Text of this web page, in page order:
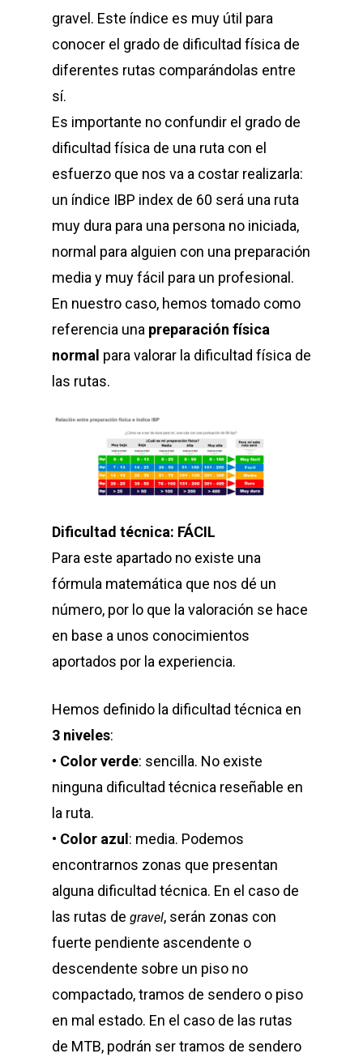
gravel. Este índice es muy útil para
conocer el grado de dificultad física de
diferentes rutas comparándolas entre
sí.
Es importante no confundir el grado de
dificultad física de una ruta con el
esfuerzo que nos va a costar realizarla:
un índice IBP index de 60 será una ruta
muy dura para una persona no iniciada,
normal para alguien con una preparación
media y muy fácil para un profesional.
En nuestro caso, hemos tomado como
referencia una preparación física
normal para valorar la dificultad física de
las rutas.
Dificultad técnica: FÁCIL
Para este apartado no existe una
fórmula matemática que nos dé un
número, por lo que la valoración se hace
en base a unos conocimientos
aportados por la experiencia.
Hemos definido la dificultad técnica en
3 niveles:
• Color verde: sencilla. No existe
ninguna dificultad técnica reseñable en
la ruta.
• Color azul: media. Podemos
encontrarnos zonas que presentan
alguna dificultad técnica. En el caso de
las rutas de gravel, serán zonas con
fuerte pendiente ascendente o
descendente sobre un piso no
compactado, tramos de sendero o piso
en mal estado. En el caso de las rutas
de MTB, podrán ser tramos de sendero